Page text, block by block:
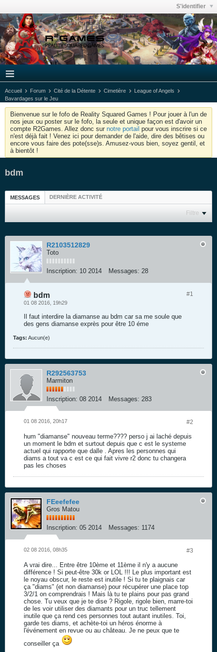
S'identifier
Accueil Forum Cité de la Détente Cimetière
League of Angels
Bavardages sur le Jeu
Bienvenue sur le fofo de Reality Squared Games ! Pour jouer à l'un de
nos jeux ou poster sur le fofo, la seule et unique façon est d'avoir un
compte R2Games. Allez donc sur notre portail pour vous inscrire si ce
n'est déjà fait ! Venez ici pour demander de l'aide, dire des bêtises ou
encore vous faire des pote(sse)s. Amusez-vous bien, soyez gentil, et
à bientôt !
bdm
MESSAGES DERNIÈRE ACTIVITÉ
Filtre
R2103512829
Toto
Inscription: 10 2014 Messages: 28
#1
bdm
01 08 2016, 19h29
Il faut interdire la diamanse au bdm car sa me soule que
des gens diamanse exprès pour être 10 éme
Tags: Aucun(e)
R292563753
Marmiton
Inscription: 08 2014 Messages: 283
#2
01 08 2016, 20h17
hum "diamanse" nouveau terme???? perso j ai laché depuis
un moment le bdm et surtout depuis que c est le systeme
actuel qui rapporte que dalle . Apres les personnes qui
diams a tout va c est ce qui fait vivre r2 donc tu changera
pas les choses
FEeefefee
Gros Matou
Inscription: 05 2014 Messages: 1174
#3
02 08 2016, 08h35
A vrai dire... Entre être 10ème et 11ème il n'y a aucune
différence ! Si peut-être 30k or LOL !!! Le plus important est
le noyau obscur, le reste est inutile ! Si tu te plaignais car
ça "diams" (et non diamanse) pour récupérer une place top
3/2/1 on comprendrais ! Mais là tu te plains pour pas grand
chose. Tu veux que je te dise ? Rigole, rigole bien, marre-toi
de les voir utiliser des diamants pour un truc tellement
inutile que ça rend ces personnes tout autant inutiles. Toi,
garde tes diams, et achète-toi un héros énorme à
l'événement en revue ou au château. Je ne peux que te
conseiller ça